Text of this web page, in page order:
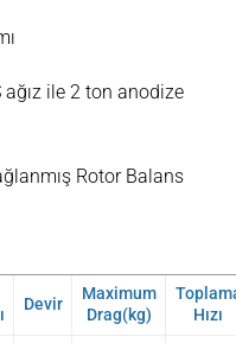
ile 2 ton anodize
Rotor Balans
Devir
Maximum
Drag(kg)
Hızı